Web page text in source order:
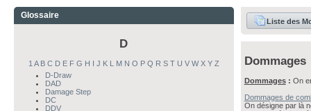
Glossaire
D
1 A B C D E F G H J K M N O P Q R S T U V W X Y Z
D-Draw
DAD
Damage Step
DC
DDV
Liste des
Dommages
Dommages: On
Dommages de
On désigne par là